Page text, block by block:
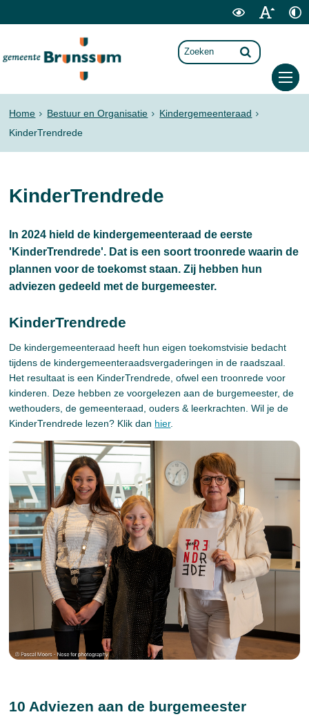
Home Bestuur en Organisatie
Kindergemeenteraad
KinderTrendrede
KinderTrendrede
In 2024 hield de kindergemeenteraad de eerste
'KinderTrendrede'. Dat is een soort troonrede waarin de
plannen voor de toekomst staan. Zij hebben hun
adviezen gedeeld met de burgemeester.
KinderTrendrede
De kindergemeenteraad heeft hun eigen toekomstvisie bedacht
tijdens de kindergemeenteraadsvergaderingen in de raadszaal.
Het resultaat is een KinderTrendrede, ofwel een troonrede voor
kinderen. Deze hebben ze voorgelezen aan de burgemeester, de
wethouders, de gemeenteraad, ouders & leerkrachten. Wil je de
KinderTrendrede lezen? Klik dan hier.
10 Adviezen aan de burgemeester